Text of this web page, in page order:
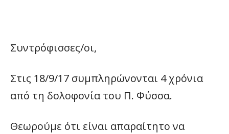
Συντρόφισσες/οι,
Στις 18/9/17 συμπληρώνονται 4 χρόνια
από τη δολοφονία του Π. Φύσσα.
Θεωρούμε ότι είναι απαραίτητο να